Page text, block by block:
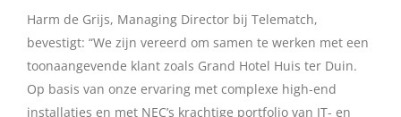
Harm de Grijs, Managing Director bij Telematch,
bevestigt: “We zijn vereerd om samen te werken met een
toonaangevende klant zoals Grand Hotel Huis ter Duin.
Op basis van onze ervaring met complexe high-end
installaties en met NEC’s krachtige portfolio van IT- en